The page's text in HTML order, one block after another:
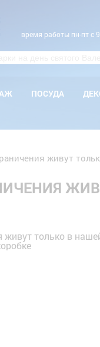
время работы пн-пт с
ПОСУДА
живут